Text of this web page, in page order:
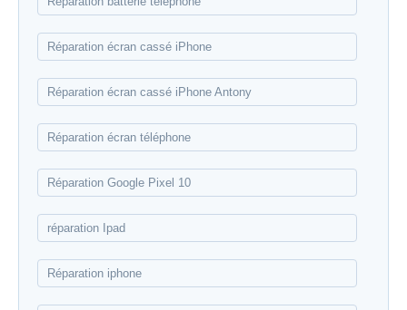
Réparation écran cassé iPhone
Réparation écran cassé iPhone Antony
Réparation écran téléphone
Réparation Google Pixel 10
réparation Ipad
Réparation iphone